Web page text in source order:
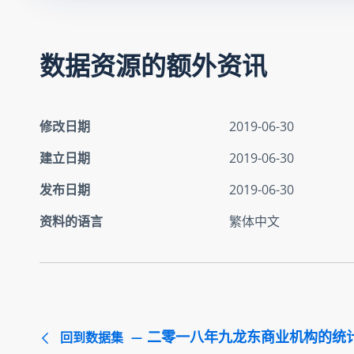
数据资源的额外资讯
修改日期
2019-06-30
建立日期
2019-06-30
发布日期
2019-06-30
资料的语言
繁体中文
回到数据集 二零一八年九龙东商业机构的统